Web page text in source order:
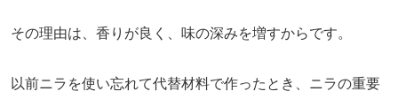
その理由は、香りが良く、味の深みを増すからです。
以前ニラを使い忘れて代替材料で作ったとき、ニラの重要